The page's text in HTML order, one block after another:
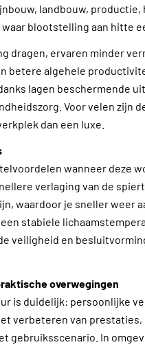
landbouw,
blootstelling aan hitte
dragen, ervaren minder
betere algehele
lagen beschermende
Voor velen zijn
dan een luxe.
wanneer deze
verlaging van de
waardoor je sneller weer
stabiele
veiligheid en
overwegingen
is duidelijk: persoonlijke
verbeteren van prestaties,
gebruiksscenario. In